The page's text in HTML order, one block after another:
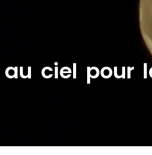
au ciel pour